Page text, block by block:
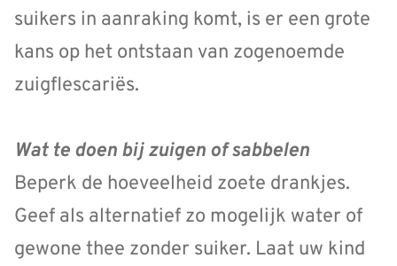
suikers in aanraking komt, is er een grote
kans op het ontstaan van zogenoemde
zuigflescariës.
Wat te doen bij zuigen of sabbelen
Beperk de hoeveelheid zoete drankjes.
Geef als alternatief zo mogelijk water of
gewone thee zonder suiker. Laat uw kind